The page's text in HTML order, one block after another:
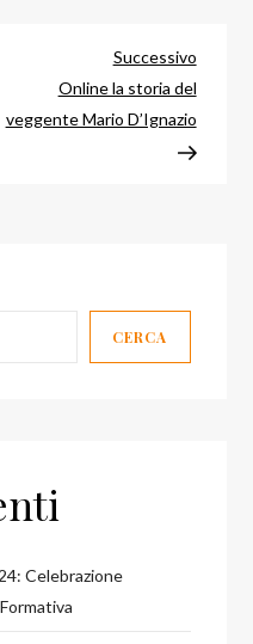
Successivo
Online la storia del
veggente Mario D’Ignazio
CERCA
Celebrazione